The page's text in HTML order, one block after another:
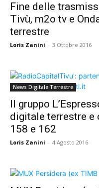
Fine delle
Tivù, m2o tv e
terrestre
Loris Zanini - 3 Ottobre 2016
News Digitale Terrestre
Il gruppo
digitale terrestre e
158 e 162
Loris Zanini - 4 Agosto 2016